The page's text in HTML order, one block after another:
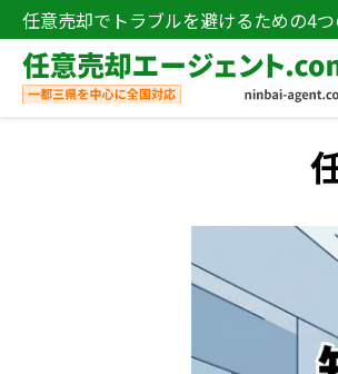
任意売却でトラブルを避けるための4
売却エージェント.com